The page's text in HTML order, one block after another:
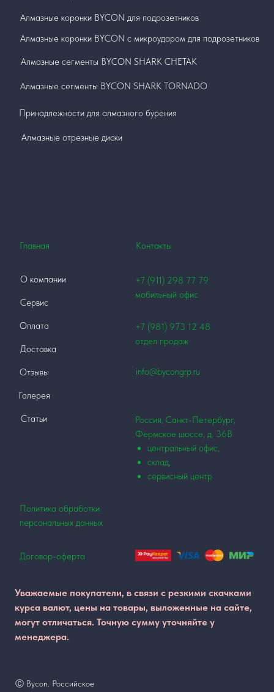
Контакты
Алмазные сегменты BYCON SHARK СНЕТАК
Алмазные сегменты BYCON SHARK TORNADO
Принадлежности для алмазного бурения
Алмазные отрезные диски
Сервис
Оплата
Доставка
Отзывы
Галерея
Статьи
О компании +7 (911) 298 77 79
мобильный офис
+7 (981) 973 12 48
отдел продаж
info@bycongrp.ru
Россия, Санкт-Петербург,
Фермское шоссе, д. 36В
центральный офис,
склад,
сервисный центр
Ⓒ Bycon. Российское
Политика обработки
персональных данных
Главная
Договор-оферта
Алмазные коронки BYCON для подрозетников
Уважаемые покупатели, в связи с резкими скачками
курса валют, цены на товары, выложенные на сайте,
могут отличаться. Точную сумму уточняйте у
менеджера.
Алмазные коронки BYCON с микроударом для подрозетников